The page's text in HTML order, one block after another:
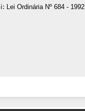
Lei Ordinária Nº 684 - 1992